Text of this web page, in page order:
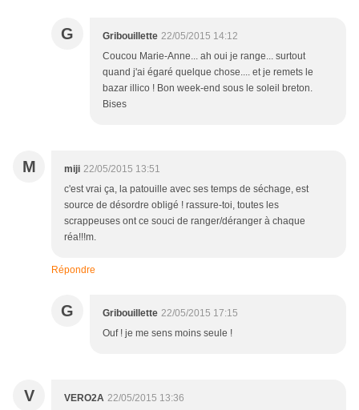
G Gribouillette 22/05/2015 14:12
Coucou Marie-Anne... ah oui je range... surtout
quand j'ai égaré quelque chose.... et je remets le
bazar illico ! Bon week-end sous le soleil breton.
Bises
M miji 22/05/2015 13:51
c'est vrai ça, la patouille avec ses temps de séchage, est
source de désordre obligé ! rassure-toi, toutes les
scrappeuses ont ce souci de ranger/déranger à chaque
réa!!!m.
Répondre
G Gribouillette 22/05/2015 17:15
Ouf ! je me sens moins seule !
V VERO2A 22/05/2015 13:36